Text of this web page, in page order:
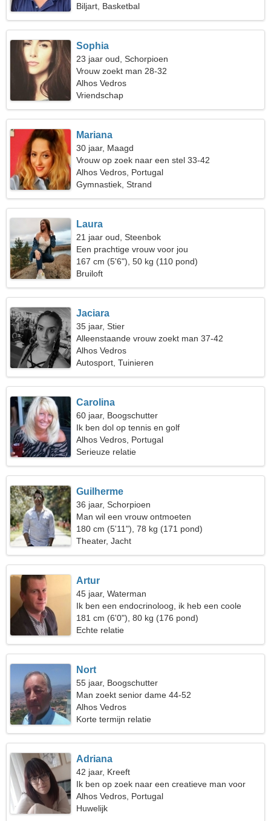
Biljart, Basketbal
Sophia
23 jaar oud, Schorpioen
Vrouw zoekt man 28-32
Alhos Vedros
Vriendschap
Mariana
30 jaar, Maagd
Vrouw op zoek naar een stel 33-42
Alhos Vedros, Portugal
Gymnastiek, Strand
Laura
21 jaar oud, Steenbok
Een prachtige vrouw voor jou
167 cm (5'6"), 50 kg (110 pond)
Bruiloft
Jaciara
35 jaar, Stier
Alleenstaande vrouw zoekt man 37-42
Alhos Vedros
Autosport, Tuinieren
Carolina
60 jaar, Boogschutter
Ik ben dol op tennis en golf
Alhos Vedros, Portugal
Serieuze relatie
Guilherme
36 jaar, Schorpioen
Man wil een vrouw ontmoeten
180 cm (5'11"), 78 kg (171 pond)
Theater, Jacht
Artur
45 jaar, Waterman
Ik ben een endocrinoloog, ik heb een coole
vrouw nodig
181 cm (6'0"), 80 kg (176 pond)
Echte relatie
Nort
55 jaar, Boogschutter
Man zoekt senior dame 44-52
Alhos Vedros
Korte termijn relatie
Adriana
42 jaar, Kreeft
Ik ben op zoek naar een creatieve man voor
reizen
Alhos Vedros, Portugal
Huwelijk